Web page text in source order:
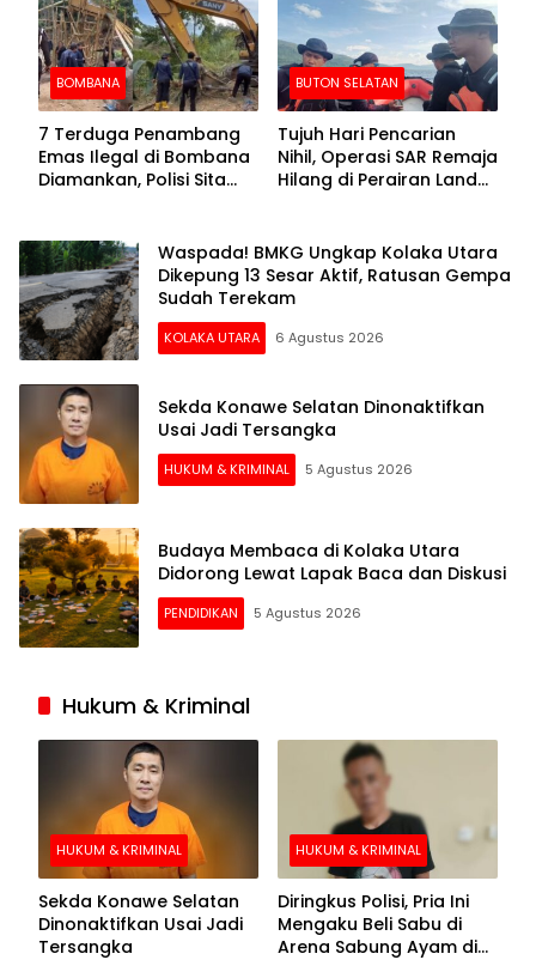
BOMBANA
7 Terduga Penambang
Emas Ilegal di Bombana
Diamankan, Polisi Sita
BUTON SELATAN
Tujuh Hari Pencarian
Nihil, Operasi SAR Remaja
Hilang di Perairan Lande
Waspada! BMKG Ungkap Kolaka Utara
Dikepung 13 Sesar Aktif, Ratusan Gempa
Sudah Terekam
KOLAKA UTARA 6 Agustus 2026
Sekda Konawe Selatan Dinonaktifkan
Usai Jadi Tersangka
HUKUM & KRIMINAL 5 Agustus 2026
Budaya Membaca di Kolaka Utara
Didorong Lewat Lapak Baca dan Diskusi
PENDIDIKAN 5 Agustus 2026
Hukum & Kriminal
HUKUM & KRIMINAL
Sekda Konawe Selatan
Dinonaktifkan Usai Jadi
Tersangka
HUKUM & KRIMINAL
Diringkus Polisi, Pria Ini
Mengaku Beli Sabu di
Arena Sabung Ayam di